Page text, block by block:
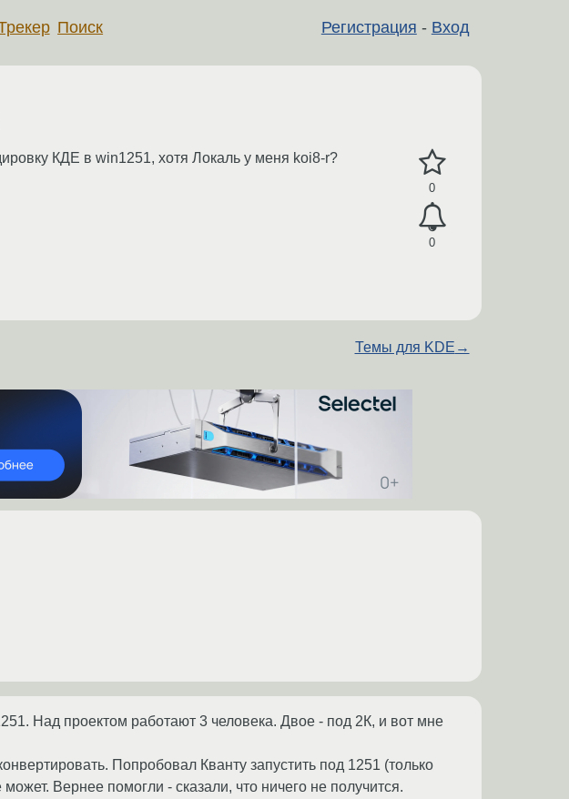
Регистрация - Вход
Поиск
0
0
КДЕ в win1251, хотя Локаль у меня koi8-r?
Темы для KDE →
Над проектом работают 3 человека. Двое - под 2К, и вот мне
Попробовал Кванту запустить под 1251 (только
Вернее помогли - сказали, что ничего не получится.